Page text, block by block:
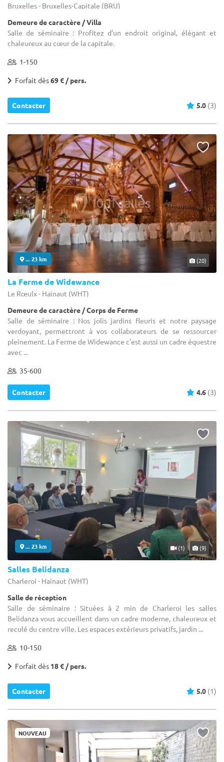
Bruxelles - Bruxelles-Capitale (BRU)
Demeure de caractère / Villa
Salle de séminaire : Profitez d’un endroit original, élégant et
chaleureux au cœur de la capitale.
1-150
Forfait dès69 € / pers.
Contacter 5.0 (3)
... 23 km (20)
La Ferme de Widewance
Le Rœulx - Hainaut (WHT)
Demeure de caractère / Corps de Ferme
Salle de séminaire : Nos jolis jardins fleuris et notre paysage
verdoyant, permettront à vos collaborateurs de se ressourcer
pleinement. La Ferme de Widewance c'est aussi un cadre équestre
avec ...
35-600
Contacter 4.6 (3)
... 23 km (1) (9)
Salles Belidanza
Charleroi - Hainaut (WHT)
Salle de réception
Salle de séminaire : Situées à 2 min de Charleroi les salles
Belidanza vous accueillent dans un cadre moderne, chaleureux et
reculé du centre ville. Les espaces extérieurs privatifs, jardin ...
10-150
Forfait dès 18 € / pers.
Contacter 5.0 (1)
NOUVEAU